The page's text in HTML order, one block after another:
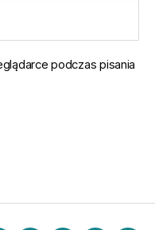
podczas pisania